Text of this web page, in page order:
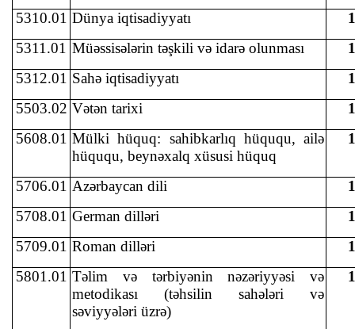
5310.01 Dünya iqtisadiyyatı
1
5311.01 Müəssisələrin təşkili və idarə olunması
1
5312.01 Sahə iqtisadiyyatı
1
5503.02 Vətən tarixi
1
5608.01 Mülki hüquq: sahibkarlıq hüququ, ailə
hüququ, beynəxalq xüsusi hüquq
1
5706.01 Azərbaycan dili
1
5708.01 German dilləri
1
5709.01 Roman dilləri
1
5801.01 Təlim və tərbiyənin nəzəriyyəsi və
metodikası (təhsilin sahələri və
səviyyələri üzrə)
1